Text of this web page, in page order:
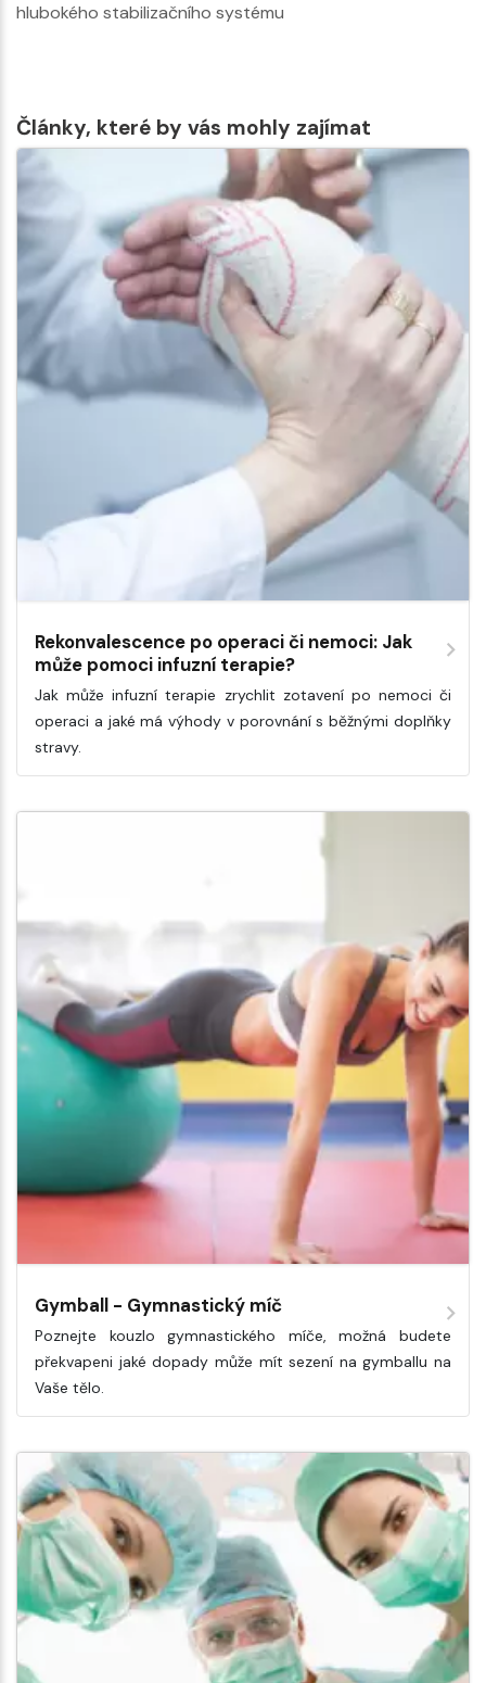
hlubokého stabilizačního systému
Články, které by vás mohly zajímat
Rekonvalescence po operaci či nemoci: Jak
může pomoci infuzní terapie?
Jak může infuzní terapie zrychlit zotavení po nemoci či
operaci a jaké má výhody v porovnání s běžnými doplňky
stravy.
Gymball - Gymnastický míč
Poznejte kouzlo gymnastického míče, možná budete
překvapeni jaké dopady může mít sezení na gymballu na
Vaše tělo.